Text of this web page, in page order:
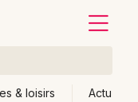
& loisirs Actu